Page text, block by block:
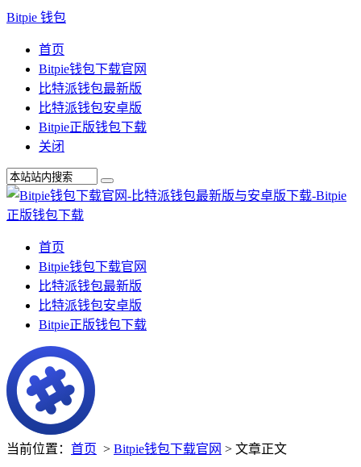
Bitpie 钱包
首页
Bitpie钱包下载官网
比特派钱包最新版
比特派钱包安卓版
Bitpie正版钱包下载
关闭
首页
Bitpie钱包下载官网
比特派钱包最新版
比特派钱包安卓版
Bitpie正版钱包下载
当前位置： 首页 > Bitpie钱包下载官网 > 文章正文